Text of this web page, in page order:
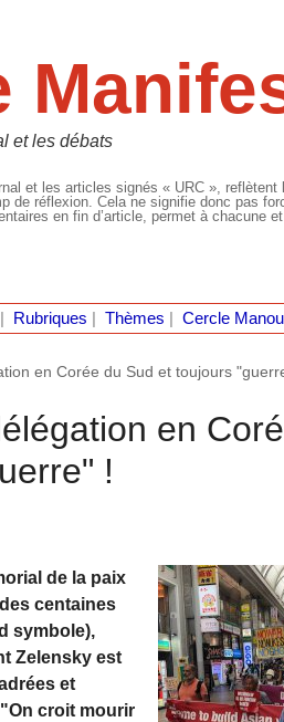
et les débats
et les articles signés « URC »,
de réflexion. Cela ne signifie donc pas
en fin d’article, permet à chacune
Rubriques Thèmes Cercle
en Corée du Sud et toujours
en
!
de la paix
centaines
symbole),
Zelensky est
et
croit mourir